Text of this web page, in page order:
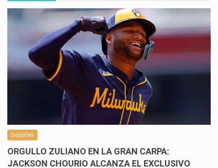
Deportes
ORGULLO ZULIANO EN LA GRAN CARPA:
JACKSON CHOURIO ALCANZA EL EXCLUSIVO